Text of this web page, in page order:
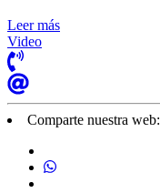
Leer más
Video
Comparte nuestra web: